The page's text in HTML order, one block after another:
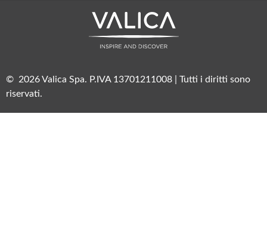
© 2026 Valica Spa. P.IVA 13701211008 | Tutti i diritti sono
riservati.